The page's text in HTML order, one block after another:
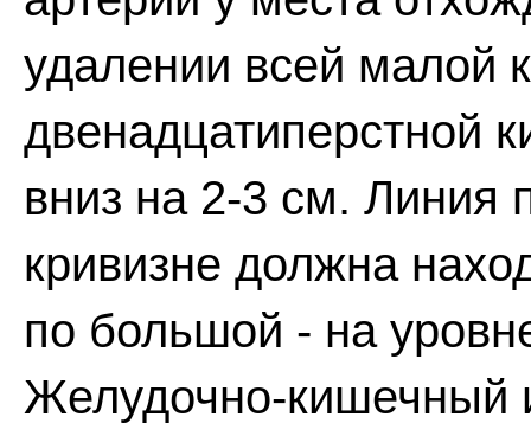
удалении всей малой
двенадцатиперстной
вниз на 2-3 см. Линия
кривизне должна
по большой - на
Желудочно-кишечный